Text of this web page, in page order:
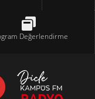
Değerlendirme